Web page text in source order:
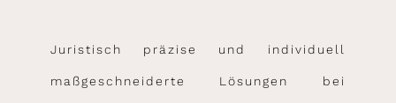
Juristisch präzise und individuell
maßgeschneiderte Lösungen bei